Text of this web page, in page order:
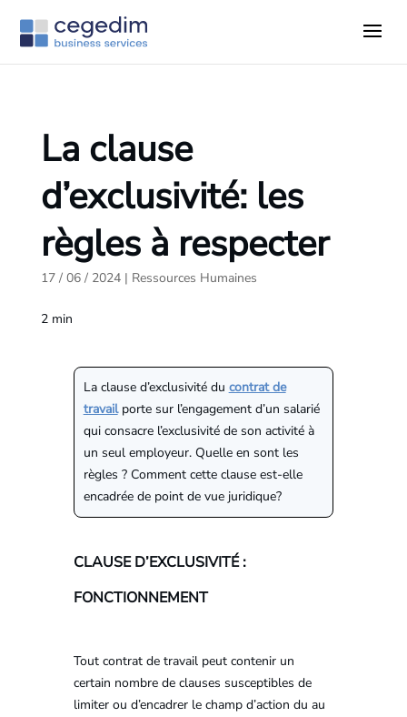
La clause
d’exclusivité: les
règles à respecter
17 / 06 / 2024| Ressources Humaines
2 min
La clause d’exclusivité du contrat de
travailporte sur l’engagement d’un salarié
qui consacre l’exclusivité de son activité à
un seul employeur. Quelle en sont les
règles ? Comment cette clause est-elle
encadrée de point de vue juridique?
CLAUSE D’EXCLUSIVITÉ :
FONCTIONNEMENT
Tout contrat de travail peut contenir un
certain nombre de clauses susceptibles de
limiter ou d’encadrer le champ d’action du au